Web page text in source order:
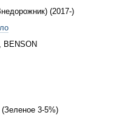
(2017-)
BENSON
3-5%)